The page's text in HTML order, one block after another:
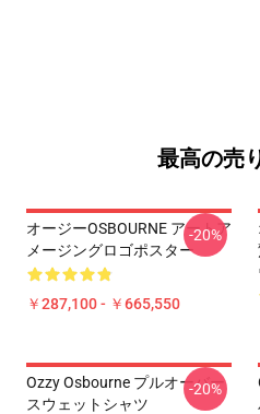
最高の売
オージーOSBOURNE アートア
メージングロゴポスター
￥287,100 - ￥665,550
-20%
Ozzy Osbourne プルオーバー
スウェットシャツ
-20%